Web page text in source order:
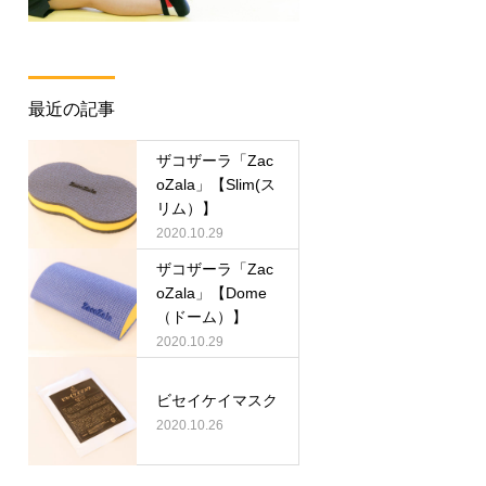
最近の記事
ザコザーラ「Zac
oZala」【Slim(ス
リム）】
2020.10.29
ザコザーラ「Zac
oZala」【Dome
（ドーム）】
2020.10.29
ビセイケイマスク
2020.10.26